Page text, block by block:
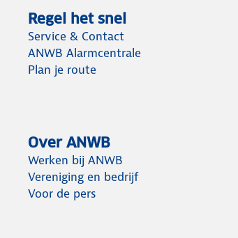
Regel het snel
Service & Contact
ANWB Alarmcentrale
Plan je route
Over ANWB
Werken bij ANWB
Vereniging en bedrijf
Voor de pers